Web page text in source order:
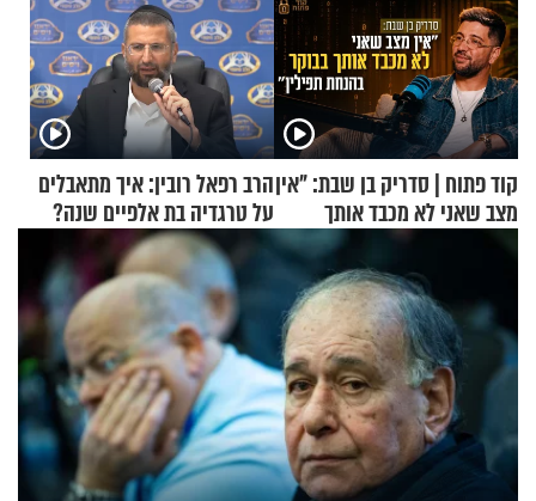
קוד פתוח | סדריק בן שבת: "אין
מצב שאני לא מכבד אותך
בבוקר בהנחת תפילין"
הרב רפאל רובין: איך מתאבלים
על טרגדיה בת אלפיים שנה?